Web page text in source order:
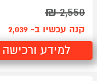
2,550
₪
קנה עכשיו ב- 2,039
למידע ורכישה